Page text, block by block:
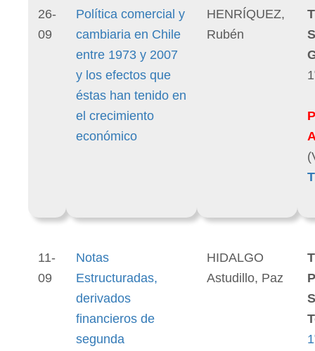
26-
09
Política comercial y
cambiaria en Chile
entre 1973 y 2007
y los efectos que
éstas han tenido en
el crecimiento
económico
HENRÍQUEZ,
Rubén
1
11-
09
Notas
Estructuradas,
derivados
financieros de
segunda
HIDALGO
Astudillo, Paz
1